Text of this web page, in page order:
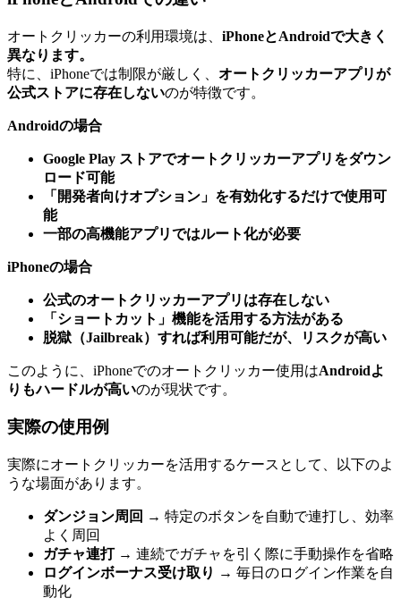
オートクリッカーの利用環境は、 iPhoneとAndroidで大きく
異なります。
特に、iPhoneでは制限が厳しく、 オートクリッカーアプリが
公式ストアに存在しないのが特徴です。
Androidの場合
Google Play ストアでオートクリッカーアプリをダウン
ロード可能
「開発者向けオプション」を有効化するだけで使用可
能
一部の高機能アプリではルート化が必要
iPhoneの場合
公式のオートクリッカーアプリは存在しない
「ショートカット」機能を活用する方法がある
脱獄（Jailbreak）すれば利用可能だが、リスクが高い
このように、iPhoneでのオートクリッカー使用はAndroidよ
りもハードルが高いのが現状です。
実際の使用例
実際にオートクリッカーを活用するケースとして、以下のよ
うな場面があります。
ダンジョン周回 → 特定のボタンを自動で連打し、効率
よく周回
ガチャ連打→ 連続でガチャを引く際に手動操作を省略
ログインボーナス受け取り → 毎日のログイン作業を自
動化